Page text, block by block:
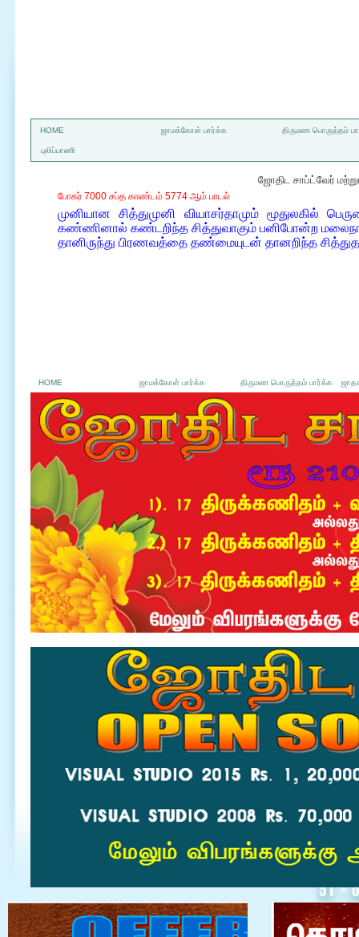
HOME ஜாமக்கோள் பார்க்க திருமண பொருத்தம்
புலிப்பாணி
ஜோதிட சாப்ட்வேர்
போகர் 7000 சப்த காண்டம் 5774 ஆம் பாடல்
முனியான சித்துமுனி வியாசர்தாமும் மூதுலகில்
கண்ணினால் கண்டறிந்த சித்துவாகும் பனிபோன்ற
தானிருந்து பிரணவத்தை தண்மையுடன் தானறிந்த
HOME ஜாமக்கோள் பார்க்க திருமண பொருத்தம் பார்க்க